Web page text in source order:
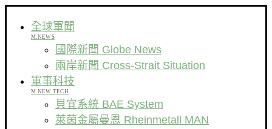
全球軍聞
M.NEWS
國際新聞 Globe News
兩岸新聞 Cross-Strait Situation
軍事科技
M.NEW TECH
貝宜系統 BAE System
萊茵金屬曼恩 Rheinmetall MAN